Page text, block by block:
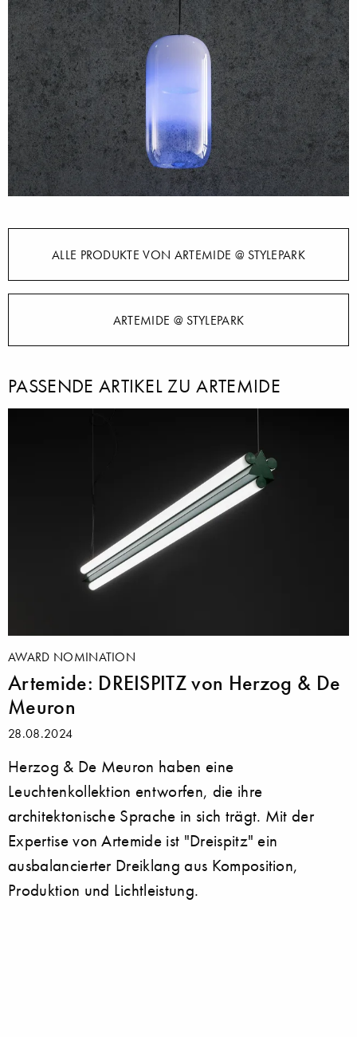
ALLE PRODUKTE VON ARTEMIDE @ STYLEPARK
ARTEMIDE @ STYLEPARK
PASSENDE ARTIKEL ZU ARTEMIDE
AWARD NOMINATION
Artemide: DREISPITZ von Herzog & De
Meuron
28.08.2024
Herzog & De Meuron haben eine
Leuchtenkollektion entworfen, die ihre
architektonische Sprache in sich trägt. Mit der
Expertise von Artemide ist "Dreispitz" ein
ausbalancierter Dreiklang aus Komposition,
Produktion und Lichtleistung.